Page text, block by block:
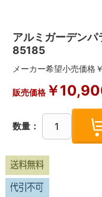
アルミガーデン
85185
メーカー希望小売価格￥
販売価格￥
数量：